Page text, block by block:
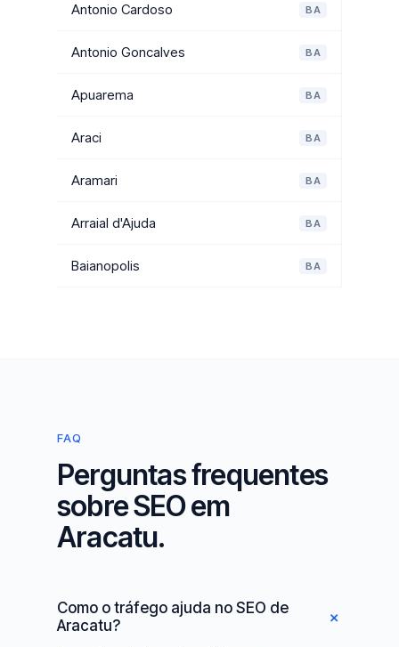
Antonio Cardoso BA
Antonio Goncalves BA
Apuarema BA
Araci BA
Aramari BA
Arraial d'Ajuda BA
Baianopolis BA
FAQ
Perguntas frequentes
sobre SEO em
Aracatu.
Como o tráfego ajuda no SEO de
Aracatu?